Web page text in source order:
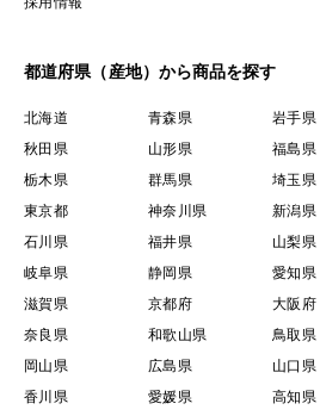
都道府県（産地）から商品を探す
北海道 青森県 岩手県
秋田県
山形県 福島県
栃木県
群馬県 埼玉県
東京都
神奈川県 新潟県
石川県
福井県 山梨県
岐阜県
静岡県 愛知県
滋賀県
京都府 大阪府
奈良県
和歌山県 鳥取県
岡山県
広島県 山口県
香川県
愛媛県 高知県